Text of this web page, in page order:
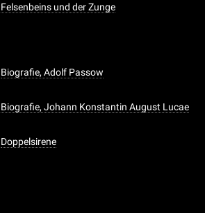
Felsenbeins und der Zunge
Biografie, Adolf Passow
Biografie, Johann Konstantin August Lucae
Doppelsirene